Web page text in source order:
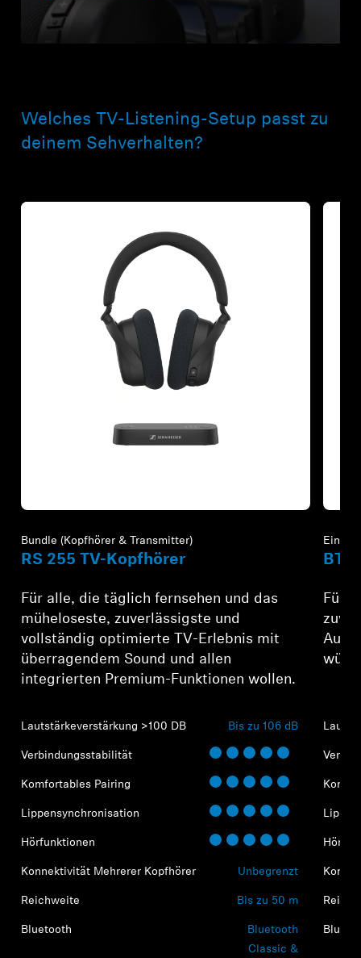
Welches TV-Listening-Setup passt zu
deinem Sehverhalten?
Bundle (Kopfhörer & Transmitter)
RS 255 TV-Kopfhörer
Für alle, die täglich fernsehen und das
müheloseste, zuverlässigste und
vollständig optimierte TV-Erlebnis mit
überragendem Sound und allen
integrierten Premium-Funktionen wollen.
Lautstärkeverstärkung >100 DB Bis zu 106 dB
Verbindungsstabilität
Komfortables Pairing
Lippensynchronisation
Hörfunktionen
Konnektivität Mehrerer Kopfhörer Unbegrenzt
Reichweite Bis zu 50 m
Bluetooth
Bluetooth
Classic &
Für